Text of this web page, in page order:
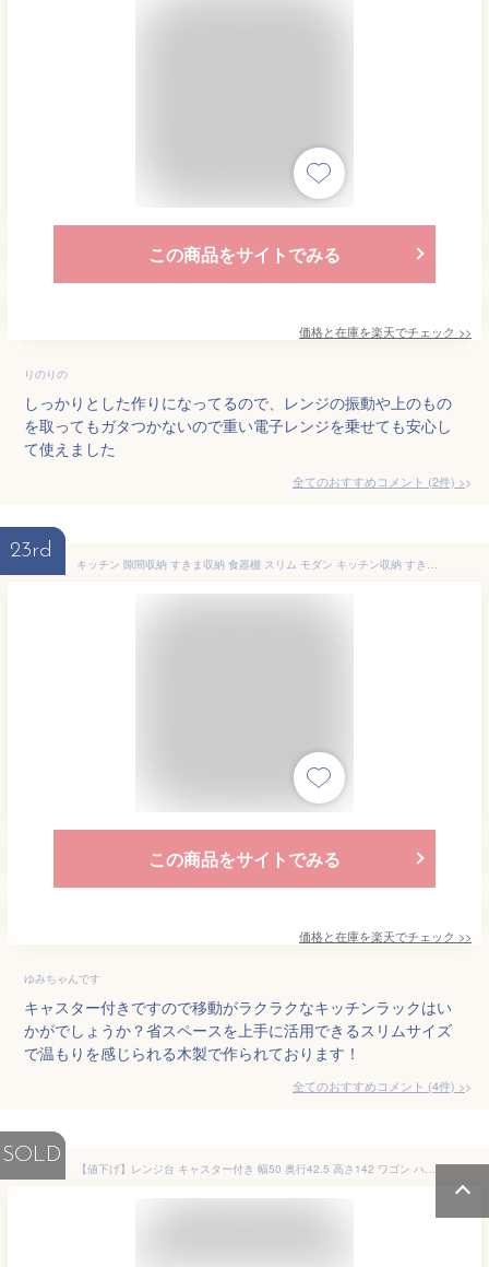
この商品をサイトでみる
価格と在庫を楽天でチェック >>
りのりの
しっかりとした作りになってるので、レンジの振動や上のもの
を取ってもガタつかないので重い電子レンジを乗せても安心し
て使えました
全てのおすすめコメント (2件) >
23rd
キッチン 隙間収納 すきま収納 食器棚 スリム モダン キッチン収納 すき間収納 収納 幅32.5cm ラック すき間 隙間 ハイタイプ スリム キッチンラック おしゃれ 30cm 幅30 木製 ミニ 食器 棚 キッチンストッカー
この商品をサイトでみる
価格と在庫を楽天でチェック >>
ゆみちゃんです
キャスター付きですので移動がラクラクなキッチンラックはい
かがでしょうか？省スペースを上手に活用できるスリムサイズ
で温もりを感じられる木製で作られております！
全てのおすすめコメント (4件) >
SOLD
【値下げ】レンジ台 キャスター付き 幅50 奥行42.5 高さ142 ワゴン ハイタイプ レンジラック 大容量 スリム キッチンラック キッチン収納 レンジボード レンジ収納 家電 収納 ラック 一人暮らし シンプル 家電ラック 電子レンジ トースター 炊飯器